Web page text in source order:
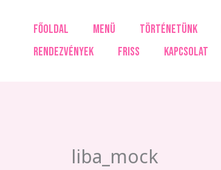
FŐOLDAL MENÜ TÖRTÉNETÜNK
RENDEZVÉNYEK
FRISS KAPCSOLAT
liba_mock